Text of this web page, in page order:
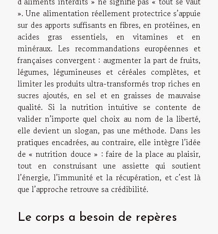
». Une alimentation réellement protectrice s’appuie
sur des apports suffisants en fibres, en protéines, en
acides gras essentiels, en vitamines et en
minéraux. Les recommandations européennes et
françaises convergent : augmenter la part de fruits,
légumes, légumineuses et céréales complètes, et
limiter les produits ultra-transformés trop riches en
sucres ajoutés, en sel et en graisses de mauvaise
qualité. Si la nutrition intuitive se contente de
valider n’importe quel choix au nom de la liberté,
elle devient un slogan, pas une méthode. Dans les
pratiques encadrées, au contraire, elle intègre l’idée
de « nutrition douce » : faire de la place au plaisir,
tout en construisant une assiette qui soutient
l’énergie, l’immunité et la récupération, et c’est là
que l’approche retrouve sa crédibilité.
Le corps a besoin de repères